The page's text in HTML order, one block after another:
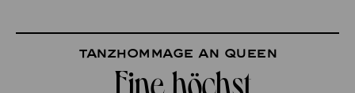
Tanzhommage an Queen
„Eine höchst